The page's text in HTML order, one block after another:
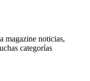
magazine noticias,
categorías